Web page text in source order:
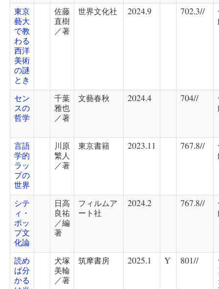
東京
藝大
で教
わる
西洋
美術
の謎
とき
佐藤
直樹
／著
世界文化社 2024.9 702.3//
セン
スの
哲学
千葉
雅也
／著
文藝春秋 2024.4 704//
言語
学的
ラッ
プの
世界
川原
繁人
／著
東京書籍 2023.11 767.8//
シテ
ィ・
ポッ
プ文
化論
日高
良祐
／編
著
フィルムア
ート社
2024.2 767.8//
読め
ば分
かる
犬塚
美輪
／著
筑摩書房 2025.1 Y 801//